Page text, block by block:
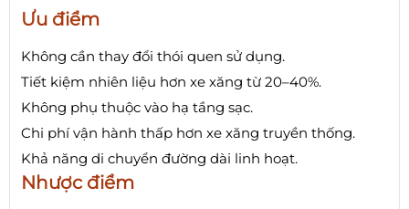
Ưu điểm
Không cần thay đổi thói quen sử dụng.
Tiết kiệm nhiên liệu hơn xe xăng từ 20–40%.
Không phụ thuộc vào hạ tầng sạc.
Chi phí vận hành thấp hơn xe xăng truyền thống.
Khả năng di chuyển đường dài linh hoạt.
Nhược điểm